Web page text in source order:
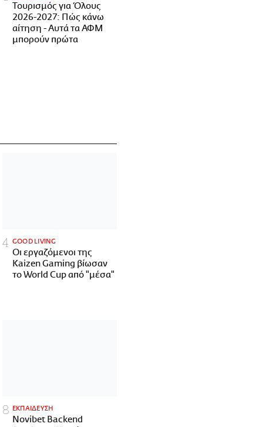
Τουρισμός για Όλους
2026-2027: Πώς κάνω
αίτηση - Αυτά τα ΑΦΜ
μπορούν πρώτα
GOOD LIVING
Οι εργαζόμενοι της
Kaizen Gaming βίωσαν
το World Cup από "μέσα"
ΕΚΠΑΙΔΕΥΣΗ
Novibet Backend